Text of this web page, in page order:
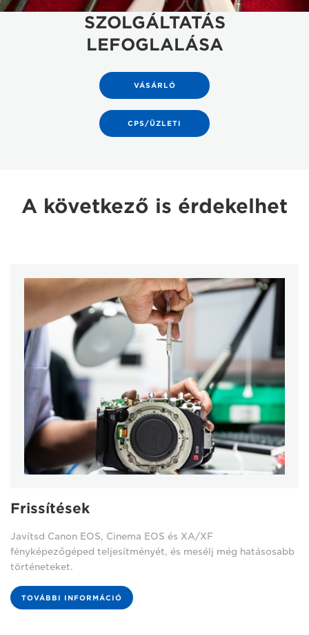
SZOLGÁLTATÁS
LEFOGLALÁSA
VÁSÁRLÓ
CPS/ÜZLETI
A következő is érdekelhet
Frissítések
Javítsd Canon EOS, Cinema EOS és XA/XF
fényképezőgéped teljesítményét, és mesélj még hatásosabb
történeteket.
TOVÁBBI INFORMÁCIÓ